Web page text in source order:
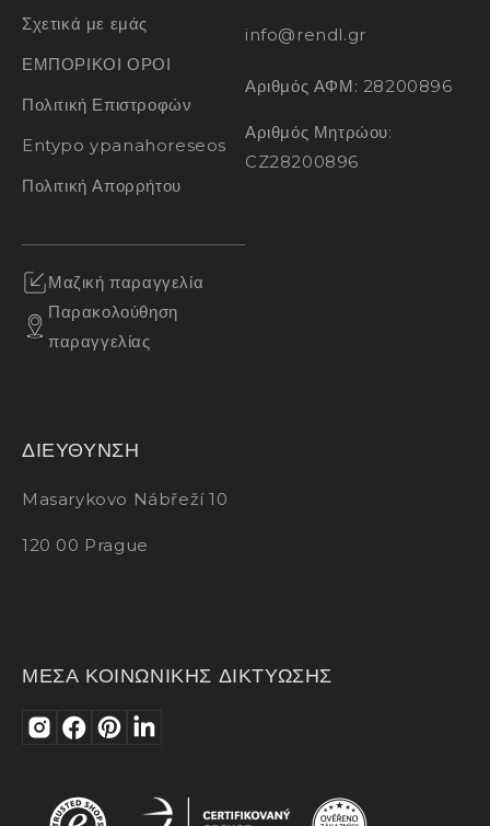
Σχετικά με εμάς
ΕΜΠΟΡΙΚΟΙ ΟΡΟΙ
Πολιτική Επιστροφών
Entypo ypanahoreseos
Πολιτική Απορρήτου
Μαζική παραγγελία
Παρακολούθηση
παραγγελίας
info@rendl.gr
Αριθμός ΑΦΜ: 28200896
Αριθμός Μητρώου:
CZ28200896
ΔΙΕΥΘΥΝΣΗ
Masarykovo Nábřeží 10
120 00 Prague
ΜΕΣΑ ΚΟΙΝΩΝΙΚΗΣ ΔΙΚΤΥΩΣΗΣ